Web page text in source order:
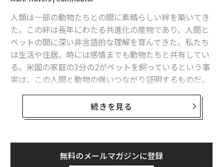
関連記事
犬や猫と「言語の壁」を越えて絆を深めるため、心がけること
ペット産業の闇を知らない人は5割、生体販売は今後も続くのか
生活が苦しくてもペット向けラグジュアリー市場が活況の理由、英国
カギは犬の「菜食化」 ペットフードから考える気候変動対策
犬/イヌ
人類は一部の動物たちとの間に素晴らしい絆を築いてき
た。この絆は長年にわたる共進化の産物であり、人間と
ペットの間に深い非言語的な理解を育んできた。私たち
は生活や住居、時には感情までも動物たちと共有してい
る。米国の家庭の3分の2がペットを飼っているという事
実は、この人間と動物の強いつながり証明するものだ。
ペットを飼うことが、精神的な困難に苦しむ人たちに、
どれほど変革をもたらすかを示す研究もある。たとえ
時の悲しみを感じ取る能力があり、隣に来て「涙を舐め
取ってくれる」と報告した。
続きを見る
無料のメールマガジンに登録